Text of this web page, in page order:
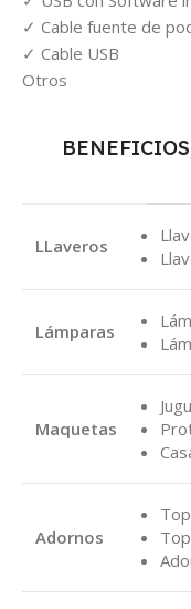
Cable fuente de
Cable USB
Otros
LLaveros
Lámparas
Maquetas
Adornos